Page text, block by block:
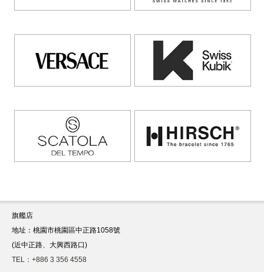
旗艦店
地址：桃園市桃園區中正路1058號
(近中正路、大興西路口)
TEL：+886 3 356 4558